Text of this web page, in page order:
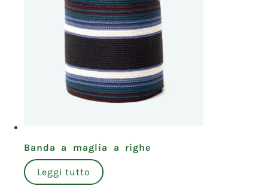
Banda a maglia a righe
Leggi tutto